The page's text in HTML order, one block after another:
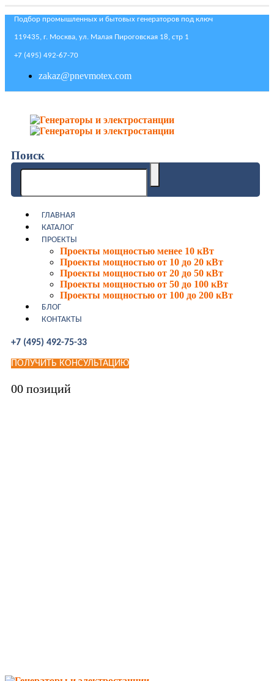
Подбор промышленных и бытовых генераторов под ключ
119435, г. Москва, ул. Малая Пироговская 18, стр 1
+7 (495) 492-67-70
zakaz@pnevmotex.com
Поиск
ГЛАВНАЯ
КАТАЛОГ
ПРОЕКТЫ
Проекты мощностью менее 10 кВт
Проекты мощностью от 10 до 20 кВт
Проекты мощностью от 20 до 50 кВт
Проекты мощностью от 50 до 100 кВт
Проекты мощностью от 100 до 200 кВт
БЛОГ
КОНТАКТЫ
+7 (495) 492-75-33
ПОЛУЧИТЬ КОНСУЛЬТАЦИЮ
00 позиций